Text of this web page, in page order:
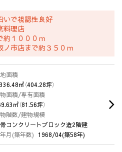
で視認性良好
料理店
１０００ｍ
ノ市店まで約３５０ｍ
面積
㎡（404.28坪）
面積/専有面積
㎡（81.56坪）
階数/建物規模
コンクリートブロック造2階建
月(築年数) 1968/04(築58年)